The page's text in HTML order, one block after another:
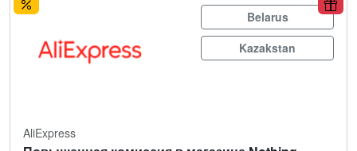
Belarus
Kazakstan
AliExpress